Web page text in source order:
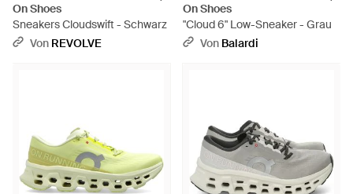
On Shoes
Sneakers Cloudswift - Schwarz
Von REVOLVE
On Shoes
"Cloud 6" Low-Sneaker - Grau
Von Balardi